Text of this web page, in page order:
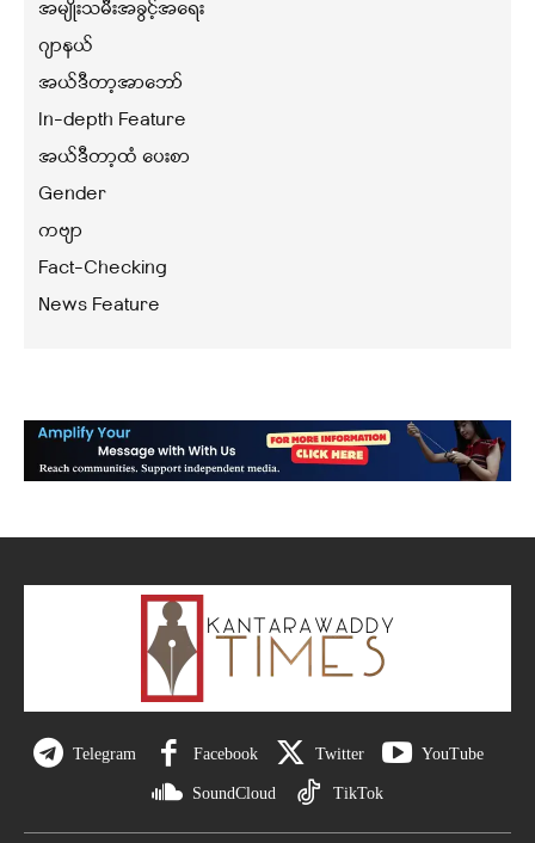
အမျိုးသမီးအခွင့်အရေး
ဂျာနယ်
အယ်ဒီတာ့အာဘော်
In-depth Feature
အယ်ဒီတာ့ထံ ပေးစာ
Gender
ကဗျာ
Fact-Checking
News Feature
Telegram Facebook Twitter YouTube
SoundCloud TikTok